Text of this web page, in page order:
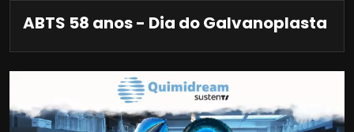
ABTS 58 anos - Dia do Galvanoplasta